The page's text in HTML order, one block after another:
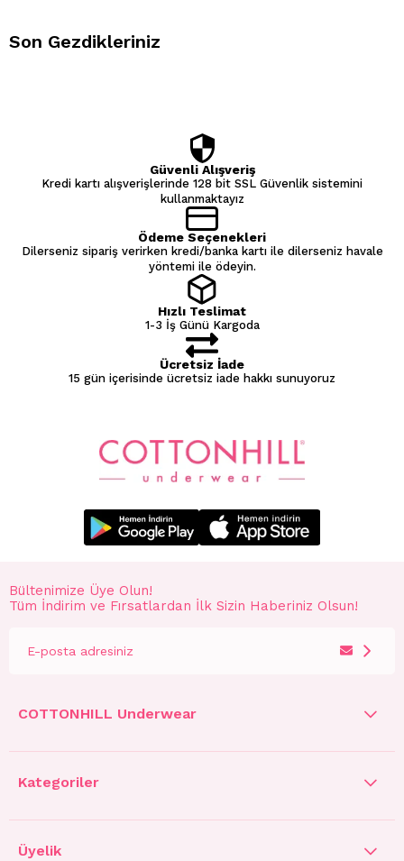
Son Gezdikleriniz
Güvenli Alışveriş
Kredi kartı alışverişlerinde 128 bit SSL Güvenlik sistemini
kullanmaktayız
Ödeme Seçenekleri
Dilerseniz sipariş verirken kredi/banka kartı ile dilerseniz havale
yöntemi ile ödeyin.
Hızlı Teslimat
1-3 İş Günü Kargoda
Ücretsiz İade
15 gün içerisinde ücretsiz iade hakkı sunuyoruz
Bültenimize Üye Olun!
Tüm İndirim ve Fırsatlardan İlk Sizin Haberiniz Olsun!
COTTONHILL Underwear
Kategoriler
Üyelik